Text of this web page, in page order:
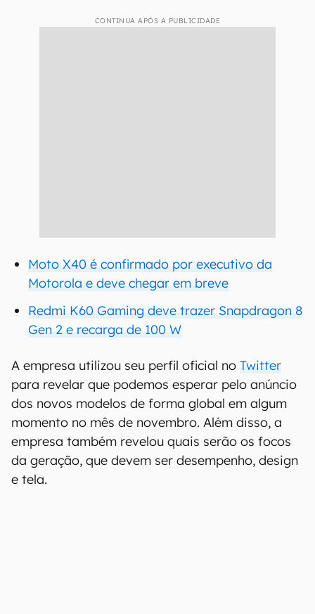
CONTINUA APÓS A PUBLICIDADE
Moto X40 é confirmado por executivo da
Motorola e deve chegar em breve
Redmi K60 Gaming deve trazer Snapdragon 8
Gen 2 e recarga de 100 W
A empresa utilizou seu perfil oficial no Twitter
para revelar que podemos esperar pelo anúncio
dos novos modelos de forma global em algum
momento no mês de novembro. Além disso, a
empresa também revelou quais serão os focos
da geração, que devem ser desempenho, design
e tela.